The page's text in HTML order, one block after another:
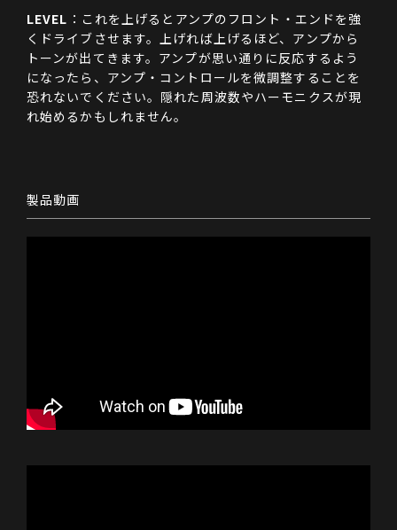
LEVEL ：これを上げるとアンプのフロント・エンドを強
くドライブさせます。上げれば上げるほど、アンプから
トーンが出てきます。アンプが思い通りに反応するよう
になったら、アンプ・コントロールを微調整することを
恐れないでください。隠れた周波数やハーモニクスが現
れ始めるかもしれません。
製品動画